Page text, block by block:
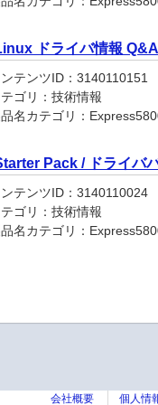
ドライバ情報
テンツID：3140110151
ゴリ：技術情報
名カテゴリ：
Pack / ドライバ
テンツID：3140110024
ゴリ：技術情報
名カテゴリ：
会社概要 個人情